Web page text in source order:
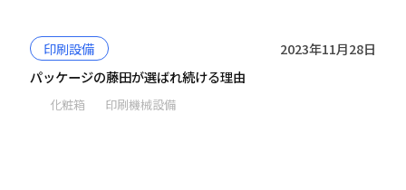
印刷設備
2023年11月28日
パッケージの藤田が選ばれ続ける理由
化粧箱 印刷機械設備